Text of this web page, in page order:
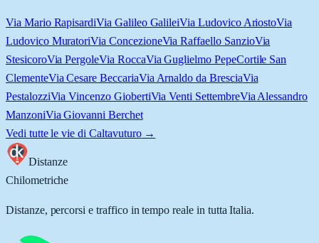
Via Mario RapisardiVia Galileo GalileiVia Ludovico AriostoVia
Ludovico MuratoriVia ConcezioneVia Raffaello SanzioVia
StesicoroVia PergoleVia RoccaVia Guglielmo PepeCortile San
ClementeVia Cesare BeccariaVia Arnaldo da BresciaVia
PestalozziVia Vincenzo GiobertiVia Venti SettembreVia Alessandro
ManzoniVia Giovanni Berchet
Vedi tutte le vie di Caltavuturo→
Distanze
Chilometriche
Distanze, percorsi e traffico in tempo reale in tutta Italia.